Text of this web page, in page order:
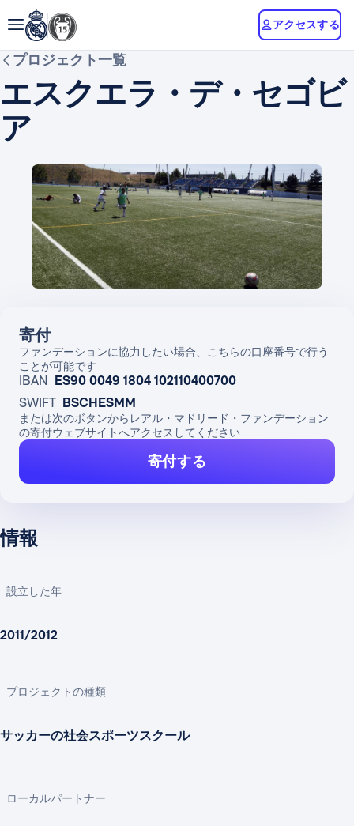
アクセスする
プロジェクト一覧
エスクエラ・デ・セゴビ
ア
情報
設立した年
2011/2012
プロジェクトの種類
サッカーの社会スポーツスクール
ローカルパートナー
寄付
ファンデーションに協力したい場合、こちらの口座番号で行う
ことが可能です
IBAN ES90 0049 1804 102110400700
SWIFT BSCHESMM
または次のボタンからレアル・マドリード・ファンデーション
の寄付ウェブサイトへアクセスしてください
寄付する